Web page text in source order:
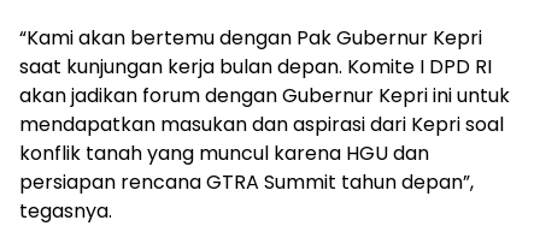
“Kami akan bertemu dengan Pak Gubernur Kepri
saat kunjungan kerja bulan depan. Komite I DPD RI
akan jadikan forum dengan Gubernur Kepri ini untuk
mendapatkan masukan dan aspirasi dari Kepri soal
konflik tanah yang muncul karena HGU dan
persiapan rencana GTRA Summit tahun depan”,
tegasnya.